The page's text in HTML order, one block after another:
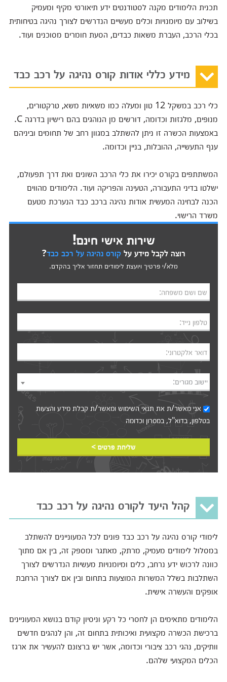
תכנית הלימודים מקנה לסטודנטים ידע תיאורטי מקיף ומעמיק
בשילוב עם מיומנויות וכלים מעשיים הנדרשים לצורך נהיגה בטיחותית
בכלי הרכב, העברת משאות כבדים, הסעת חומרים מסוכנים ועוד.
מידע כללי אודות קורס נהיגה על רכב כבד
כלי רכב במשקל 12 טון ומעלה כמו משאיות משא, טרקטורים,
מנופים, מלגזות וכדומה, דורשים מן הנוהגים בהם רישיון בדרגה C.
באמצעות הכשרה זו ניתן להשתלב במגוון רחב של תחומים וביניהם
ענף התעשייה, ההובלות, בניין וכדומה.
המשתתפים בקורס יכירו את כלי הרכב השונים ואת דרך תפעולם,
ישלטו בדיני התעבורה, הטעינה והפריקה ועוד. הלימודים מהווים
הכנה לבחינה המעשית אודות נהיגה ברכב כבד הנערכת מטעם
משרד הרישוי.
שירות אישי חינם!
רוצה לקבל מידע עלקורס נהיגה על רכב כבד?
מלא/י פרטיך ויועצת לימודים תחזור אליך בהקדם.
שם ושם משפחה:
טלפון נייד:
דואר אלקטרוני:
יישוב מגורים:
אני מאשר/ת אתתנאי השימושומאשר/ת קבלת מידע והצעות
בטלפון, בדוא"ל, במסרון וכדומה‎‎
שליחת פרטים >
קהל היעד לקורס נהיגה על רכב כבד
לימודי קורס נהיגה על רכב כבד פונים לכל המעוניינים להשתלב
במסלול לימודים מעמיק, מרתק, מאתגר ומספק זה, בין אם מתוך
כוונה לרכוש ידע נרחב, כלים ומיומנויות מעשיות הנדרשים לצורך
השתלבות בשלל המשרות המוצעות בתחום ובין אם לצורך הרחבת
אופקים והעשרה אישית.
הלימודים מתאימים הן לחסרי כל רקע וניסיון קודם בנושא המעוניינים
ברכישת הכשרה מקצועית ואיכותית בתחום זה, והן לנהגים חדשים
וותיקים, נהגי רכב ציבורי וכדומה, אשר יש ברצונם להעשיר את ארגז
הכלים המקצועי שלהם.